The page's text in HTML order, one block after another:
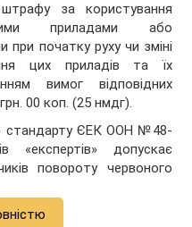
штрафу за користування
приладами або
початку руху чи зміні
цих приладів та їх
вимог відповідних
00 коп. (25 нмдг).
стандарту ЄЕК ООН №48-
допускає
повороту червоного